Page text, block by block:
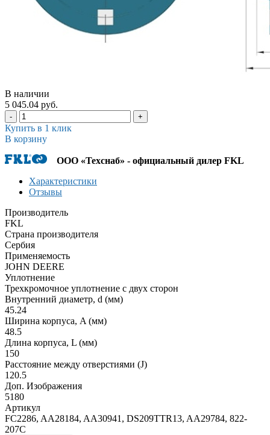
В наличии
5 045.04 руб.
- +
Купить в 1 клик
В корзину
ООО «Техснаб» - официальный дилер FKL
Характеристики
Отзывы
Производитель
FKL
Страна производителя
Сербия
Применяемость
JOHN DEERE
Уплотнение
Трехкромочное уплотнение с двух сторон
Внутренний диаметр, d (мм)
45.24
Ширина корпуса, A (мм)
48.5
Длина корпуса, L (мм)
150
Расстояние между отверстиями (J)
120.5
Доп. Изображения
5180
Артикул
FC2286, AA28184, AA30941, DS209TTR13, AA29784, 822-
207C